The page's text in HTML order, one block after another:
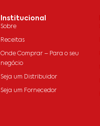
Institucional
Sobre
Receitas
Onde Comprar – Para o seu
negócio
Seja um Distribuidor
Seja um Fornecedor